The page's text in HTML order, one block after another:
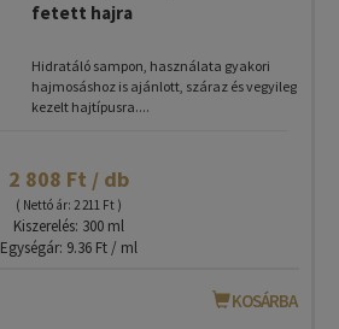
fetett hajra
Hidratáló sampon, használata gyakori
hajmosáshoz is ajánlott, száraz és vegyileg
kezelt hajtípusra....
2 808 Ft / db
( Nettó ár: 2 211 Ft )
Kiszerelés: 300 ml
Egységár: 9.36 Ft / ml
KOSÁRBA